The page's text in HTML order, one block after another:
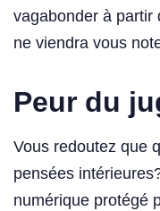
vagabonder à partir
ne viendra vous
Peur du
Vous redoutez que
pensées
numérique protégé